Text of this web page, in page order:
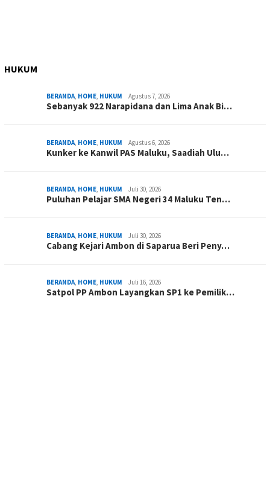
HUKUM
BERANDA, HOME, HUKUM Agustus 7, 2026
Sebanyak 922 Narapidana dan Lima Anak Bi…
BERANDA, HOME, HUKUM Agustus 6, 2026
Kunker ke Kanwil PAS Maluku, Saadiah Ulu…
BERANDA, HOME, HUKUM Juli 30, 2026
Puluhan Pelajar SMA Negeri 34 Maluku Ten…
BERANDA, HOME, HUKUM Juli 30, 2026
Cabang Kejari Ambon di Saparua Beri Peny…
BERANDA, HOME, HUKUM Juli 16, 2026
Satpol PP Ambon Layangkan SP1 ke Pemilik…